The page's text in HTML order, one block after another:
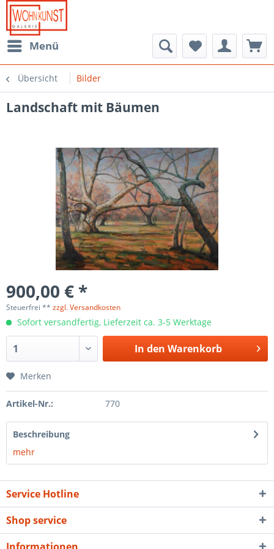
Menü
Übersicht Bilder
Landschaft mit Bäumen
900,00 € *
Steuerfrei ** zzgl. Versandkosten
Sofort versandfertig, Lieferzeit ca. 3-5 Werktage
In den Warenkorb
Merken
Artikel-Nr.: 770
Beschreibung
mehr
Service Hotline
Shop service